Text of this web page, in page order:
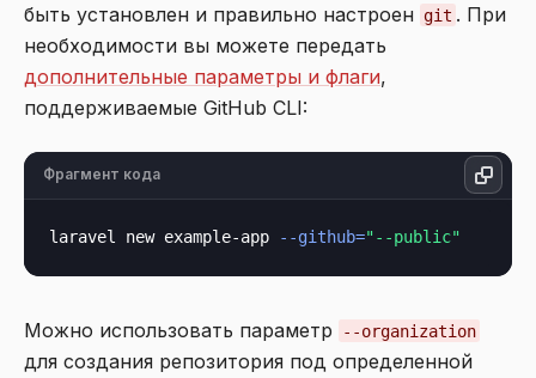
быть установлен и правильно настроен git . При
необходимости вы можете передать
дополнительные параметры и флаги,
поддерживаемые GitHub CLI:
Фрагмент кода
laravel new example-app --github="--public"
Можно использовать параметр --organization
для создания репозитория под определенной